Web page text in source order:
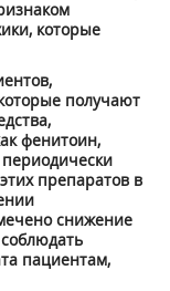
которые
получают
фенитоин,
препаратов в
снижение
пациентам,